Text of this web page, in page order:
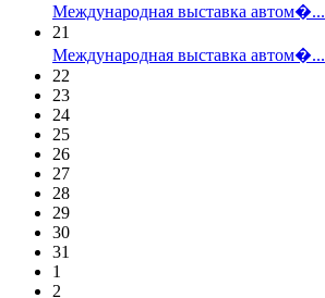
Международная выставка автом�...
21
Международная выставка автом�...
22
23
24
25
26
27
28
29
30
31
1
2